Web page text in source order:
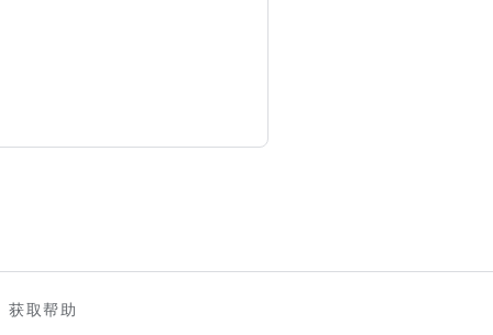
获取帮助